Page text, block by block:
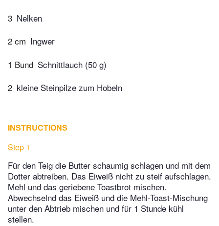
3 Nelken
2 cm Ingwer
1 Bund Schnittlauch (50 g)
2 kleine Steinpilze zum Hobeln
INSTRUCTIONS
Step 1
Für den Teig die Butter schaumig schlagen und mit dem
Dotter abtreiben. Das Eiweiß nicht zu steif aufschlagen.
Mehl und das geriebene Toastbrot mischen.
Abwechselnd das Eiweiß und die Mehl-Toast-Mischung
unter den Abtrieb mischen und für 1 Stunde kühl
stellen.